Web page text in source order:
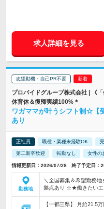
求人詳細を見る
志望動機・自己PR不要
プロバイドグループ株式会社 | 《
休育休＆復帰実績100%＊
ワガママが叶うシフト制☆【
あり
正社員 職種・業種未経験OK
第二新卒歓迎 転勤なし 女性の
情報更新日：2026/07/28 終了予定日：
勤務地
＼全国募集＆希望勤務
拠点あり ☆★働きたい
【一都三県】 月給21.5